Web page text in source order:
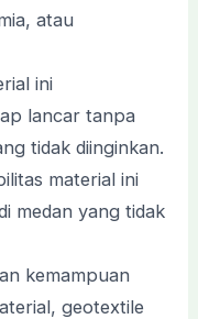
atau
ini
lancar tanpa
tidak diinginkan.
material ini
medan yang tidak
kemampuan
geotextile